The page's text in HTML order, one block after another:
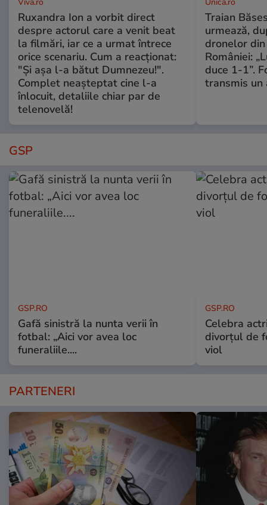
Ruxandra Ion a vorbit direct
despre actorul care a venit beat
la filmări, iar ce a urmat întrece
orice scenariu. Cum a reacționat:
"Și așa l-a bătut Dumnezeu!".
Complet neașteptat cine l-a
înlocuit, detaliile chiar par de
telenovelă!
Traian
urmează,
dronelor
României:
duce 1-1”.
transmis un
GSP
GSP.RO
Gafă sinistră la nunta verii în
fotbal: „Aici vor avea loc
funeraliile....
GSP.RO
Celebra
divorțul de
viol
PARTENERI